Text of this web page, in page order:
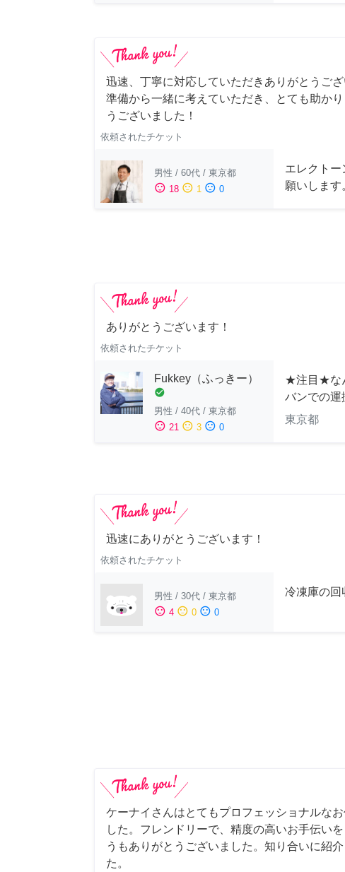
迅速、丁寧に対応していただきありがとうご
準備から一緒に考えていただき、とても助か
うございました！
依頼されたチケット
男性 / 60代 / 東京都
sentiment_satisfied 18 sentiment_neutral 1 sentiment_dissatisfied 0
エレクトー
願いします
ありがとうございます！
依頼されたチケット
Fukkey（ふっきー）
check_circle
男性 / 40代 / 東京都
sentiment_satisfied 21 sentiment_neutral 3 sentiment_dissatisfied 0
★注目★な
バンでの運
東京都
迅速にありがとうございます！
依頼されたチケット
男性 / 30代 / 東京都
sentiment_satisfied 4 sentiment_neutral 0 sentiment_dissatisfied 0
冷凍庫の回
ケーナイさんはとてもプロフェッショナルな
した。フレンドリーで、精度の高いお手伝い
うもありがとうございました。知り合いに紹
た。